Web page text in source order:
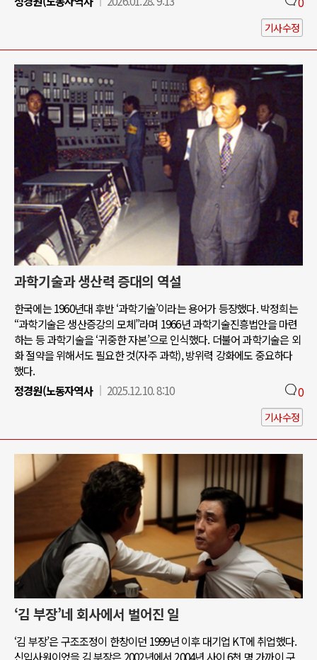
기사수정
과학기술과 생산력 증대의 역설
한국에는 1960년대 후반 ‘과학기술’이라는 용어가 등장했다. 박정희는
“과학기술은 생산증강의 모체”라며 1966년 과학기술진흥법안을 마련
하는 등 과학기술을 ‘귀중한 자본’으로 인식했다. 더불어 과학기술은 외
화 절약을 위해서도 필요한 것(자주 과학), 방위력 강화에도 중요하다
했다.
정경원(노동자역사
2025.12.10. 8:10 0
기사수정
‘김 부장’네 회사에서 벌어진 일
‘김 부장’은 구조조정이 한창이던 1999년 이후 대기업 KT에 취업했다.
신입사원이었을 김 부장은 2002년에서 2004년 사이 6천 명 가까이 구